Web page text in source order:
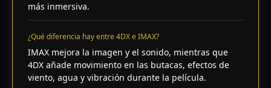
más inmersiva.
¿Qué diferencia hay entre 4DX e IMAX?
IMAX mejora la imagen y el sonido, mientras que
4DX añade movimiento en las butacas, efectos de
viento, agua y vibración durante la película.